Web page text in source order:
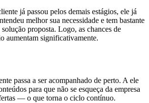
já passou pelos demais estágios, ele já
melhor sua necessidade e tem bastante
proposta. Logo, as chances de
aumentam significativamente.
passa a ser acompanhado de perto. A ele
para que não se esqueça da empresa
— o que torna o ciclo contínuo.